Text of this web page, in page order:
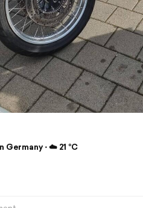
Germany ⋅ ☁️ 21 °C